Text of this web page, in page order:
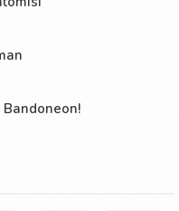
Bandoneon!